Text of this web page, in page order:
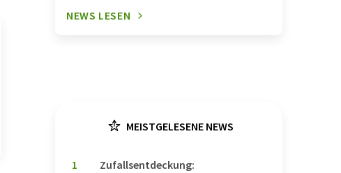
NEWS LESEN
MEISTGELESENE NEWS
1
Zufallsentdeckung: